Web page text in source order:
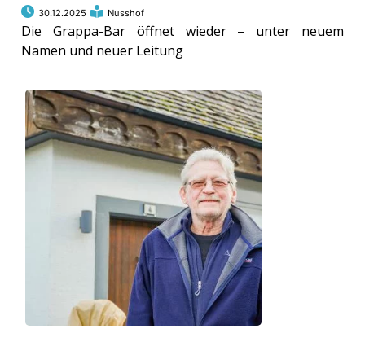
30.12.2025 Nusshof
Die Grappa-Bar öffnet wieder – unter neuem
Namen und neuer Leitung